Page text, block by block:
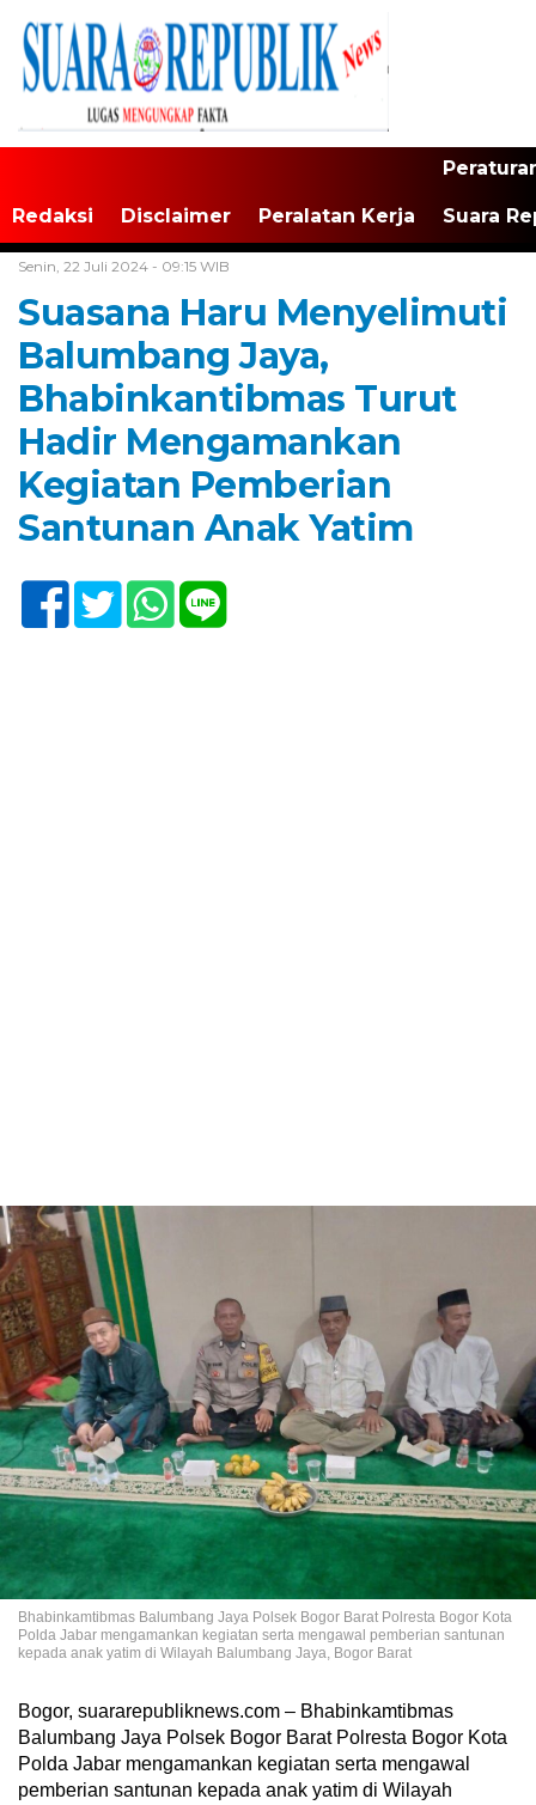
Redaksi Disclaimer Peralatan Kerja Suara
Senin, 22 Juli 2024 - 09:15 WIB
Suasana Haru Menyelimuti
Balumbang Jaya,
Bhabinkantibmas Turut
Hadir Mengamankan
Kegiatan Pemberian
Santunan Anak Yatim
Bhabinkamtibmas Balumbang Jaya Polsek Bogor Barat Polresta Bogor Kota
Polda Jabar mengamankan kegiatan serta mengawal pemberian santunan
kepada anak yatim di Wilayah Balumbang Jaya, Bogor Barat
Bogor, suararepubliknews.com – Bhabinkamtibmas
Balumbang Jaya Polsek Bogor Barat Polresta Bogor Kota
Polda Jabar mengamankan kegiatan serta mengawal
pemberian santunan kepada anak yatim di Wilayah